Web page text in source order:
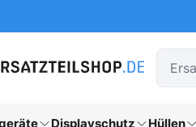
springen
Kopfzeile
Displayschutz Hüllen